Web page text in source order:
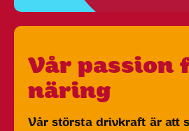
Vår passion
näring
Vår största drivkraft är att